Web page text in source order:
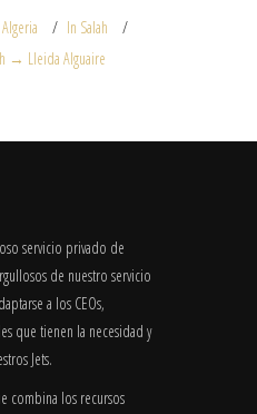
Algeria
In Salah
→ Lleida Alguaire
servicio privado de
de nuestro servicio
a los CEOs,
que tienen la necesidad y
Jets.
combina los recursos